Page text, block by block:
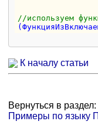
//используем
К началу статьи
Вернуться в раздел:
Примеры по языку